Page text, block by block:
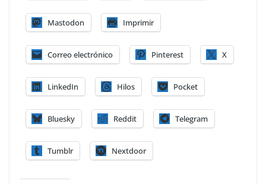
Mastodon Imprimir
Correo electrónico Pinterest X
LinkedIn Hilos Pocket
Bluesky Reddit Telegram
Tumblr Nextdoor